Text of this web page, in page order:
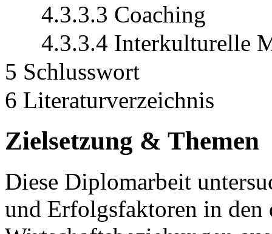
4.3.3.3 Coaching
4.3.3.4 Interkulturelle
5 Schlusswort
6 Literaturverzeichnis
Zielsetzung & Themen
Diese Diplomarbeit
und Erfolgsfaktoren in den